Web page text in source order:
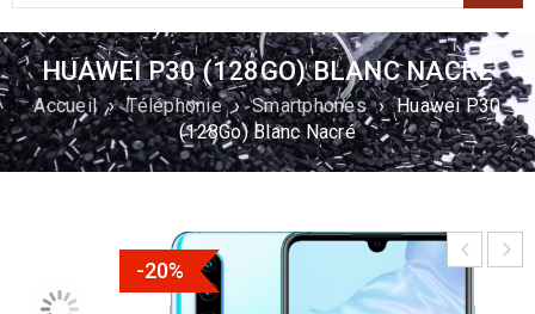
HUAWEI P30 (128GO) BLANC NACRÉ
Accueil › Téléphonie › Smartphones › Huawei P30
(128Go) Blanc Nacré
-20%